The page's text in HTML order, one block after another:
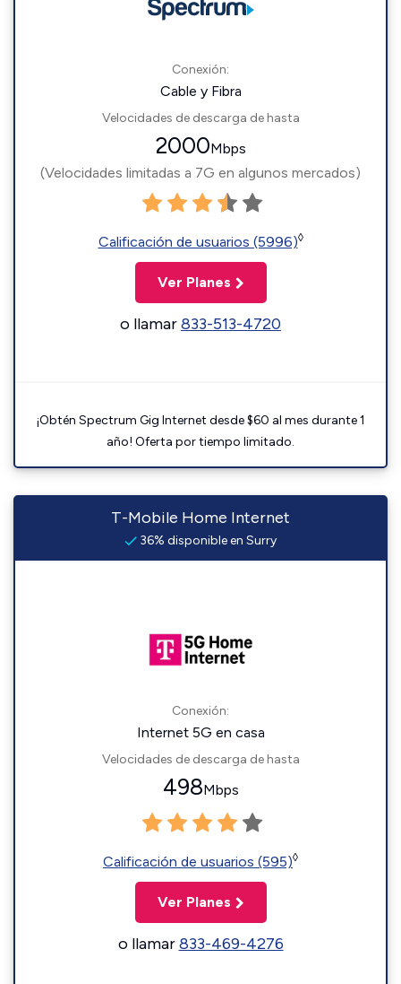
Conexión:
Cable y Fibra
Velocidades de descarga de hasta
2000Mbps
(Velocidades limitadas a 7G en algunos mercados)
Calificación de usuarios (5996)◊
Ver Planes
o llamar833-513-4720
¡Obtén Spectrum Gig Internet desde $60 al mes durante 1
año! Oferta por tiempo limitado.
T-Mobile Home Internet
36% disponible en Surry
Conexión:
Internet 5G en casa
Velocidades de descarga de hasta
498Mbps
Calificación de usuarios (595)◊
Ver Planes
o llamar833-469-4276